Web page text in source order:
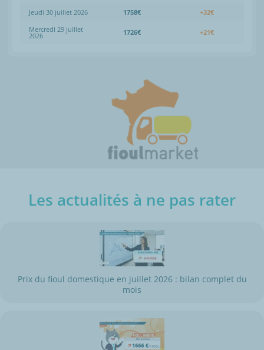
Jeudi 30 juillet 2026 1758€
+32€
Mercredi 29 juillet
2026 1726€ +21€
Les actualités à ne pas rater
Prix du fioul domestique en juillet 2026 : bilan complet du
mois